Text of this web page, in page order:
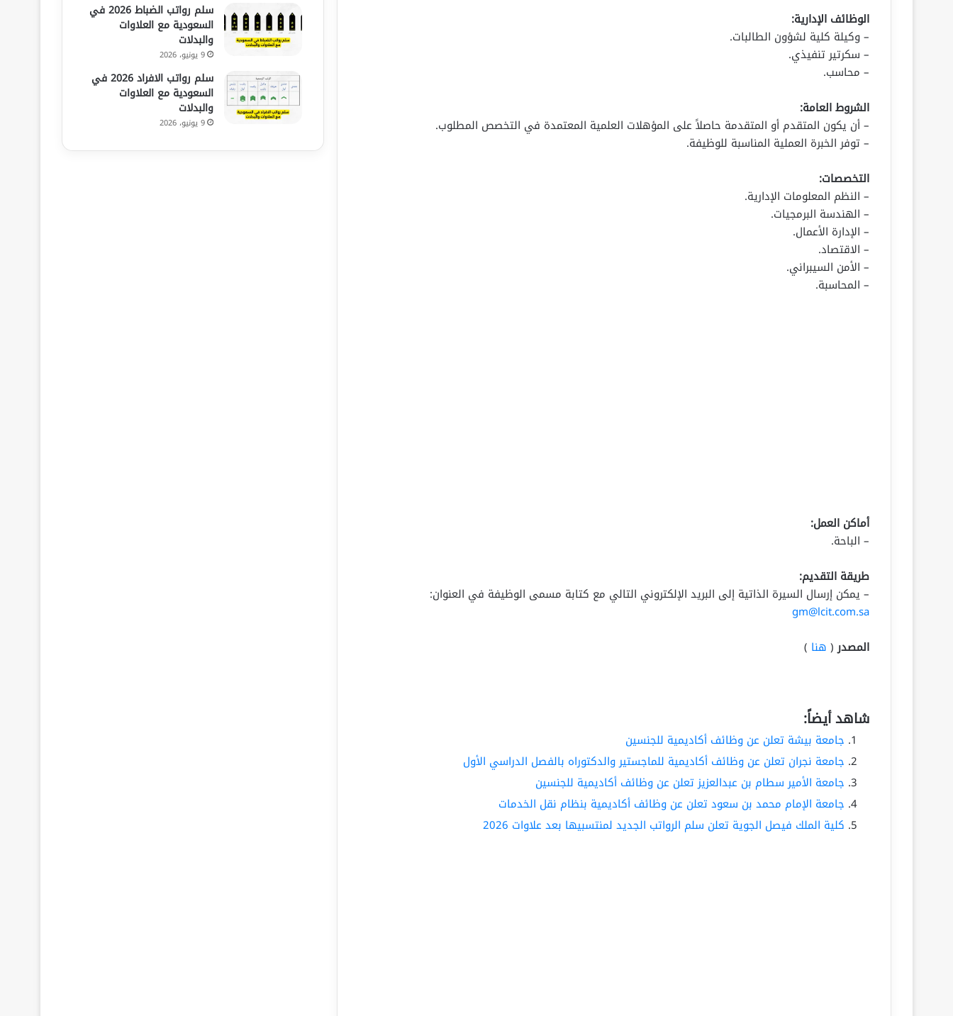
الوظائف الإدارية:
– وكيلة كلية لشؤون الطالبات.
– سكرتير تنفيذي.
– محاسب.
الشروط العامة:
– أن يكون المتقدم أو المتقدمة حاصلاً على المؤهلات العلمية المعتمدة في التخصص المطلوب.
– توفر الخبرة العملية المناسبة للوظيفة.
التخصصات:
– النظم المعلومات الإدارية.
– الهندسة البرمجيات.
– الإدارة الأعمال.
– الاقتصاد.
– الأمن السيبراني.
– المحاسبة.
أماكن العمل:
– الباحة.
طريقة التقديم:
– يمكن إرسال السيرة الذاتية إلى البريد الإلكتروني التالي مع كتابة مسمى الوظيفة في العنوان:
gm@lcit.com.sa
المصدر( هنا )
شاهد أيضاً:
جامعة بيشة تعلن عن وظائف أكاديمية للجنسين
جامعة نجران تعلن عن وظائف أكاديمية للماجستير والدكتوراه بالفصل الدراسي الأول
جامعة الأمير سطام بن عبدالعزيز تعلن عن وظائف أكاديمية للجنسين
جامعة الإمام محمد بن سعود تعلن عن وظائف أكاديمية بنظام نقل الخدمات
كلية الملك فيصل الجوية تعلن سلم الرواتب الجديد لمنتسبيها بعد علاوات 2026
سلم رواتب الضباط 2026 في
السعودية مع العلاوات
والبدلات
9 يونيو، 2026
سلم رواتب الافراد 2026 في
السعودية مع العلاوات
والبدلات
9 يونيو، 2026